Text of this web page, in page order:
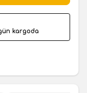
kargoda